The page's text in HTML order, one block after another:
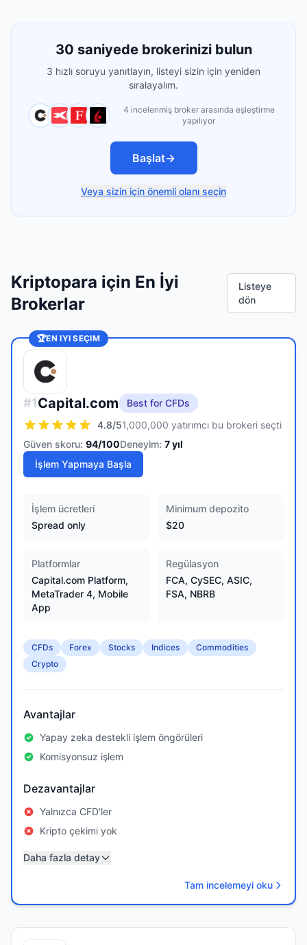
30 saniyede brokerinizi bulun
3 hızlı soruyu yanıtlayın, listeyi sizin için yeniden
sıralayalım.
4 incelenmiş broker arasında eşleştirme
yapılıyor
Başlat→
Veya sizin için önemli olanı seçin
Kriptopara için En İyi
Brokerlar
Listeye
dön
🏆EN IYI SEÇIM
#1Capital.com
Best for CFDs
4.8/51,000,000 yatırımcı bu brokeri seçti
Güven skoru: 94/100Deneyim: 7yıl
İşlem Yapmaya Başla
İşlem ücretleri
Spread only
Minimum depozito
$20
Platformlar
Capital.com Platform,
MetaTrader 4, Mobile
App
Regülasyon
FCA, CySEC, ASIC,
FSA, NBRB
CFDs Forex Stocks Indices
Commodities
Crypto
Avantajlar
Yapay zeka destekli işlem öngörüleri
Komisyonsuz işlem
Dezavantajlar
Yalnızca CFD'ler
Kripto çekimi yok
Daha fazla detay
Tam incelemeyi oku